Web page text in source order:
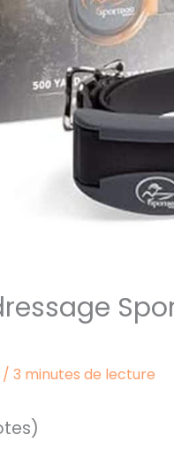
/ 3 minutes de lecture